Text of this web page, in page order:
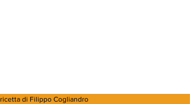
ricetta di Filippo Cogliandro